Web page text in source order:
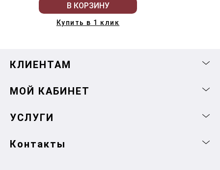
В КОРЗИНУ
Купить в 1 клик
КЛИЕНТАМ
МОЙ КАБИНЕТ
УСЛУГИ
Контакты